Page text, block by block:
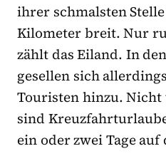
ihrer schmalsten
Kilometer breit. Nur
zählt das Eiland. In
gesellen sich
Touristen hinzu.
sind
ein oder zwei Tage